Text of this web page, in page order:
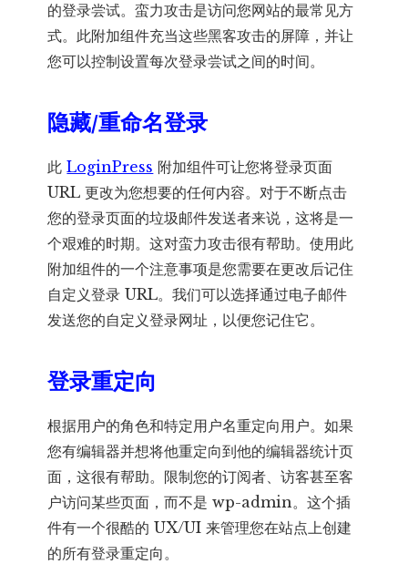
的登录尝试。蛮力攻击是访问您网站的最常见方
式。此附加组件充当这些黑客攻击的屏障，并让
您可以控制设置每次登录尝试之间的时间。
隐藏/重命名登录
此LoginPress 附加组件可让您将登录页面
URL 更改为您想要的任何内容。对于不断点击
您的登录页面的垃圾邮件发送者来说，这将是一
个艰难的时期。这对蛮力攻击很有帮助。使用此
附加组件的一个注意事项是您需要在更改后记住
自定义登录 URL。我们可以选择通过电子邮件
发送您的自定义登录网址，以便您记住它。
登录重定向
根据用户的角色和特定用户名重定向用户。如果
您有编辑器并想将他重定向到他的编辑器统计页
面，这很有帮助。限制您的订阅者、访客甚至客
户访问某些页面，而不是 wp-admin。这个插
件有一个很酷的 UX/UI 来管理您在站点上创建
的所有登录重定向。